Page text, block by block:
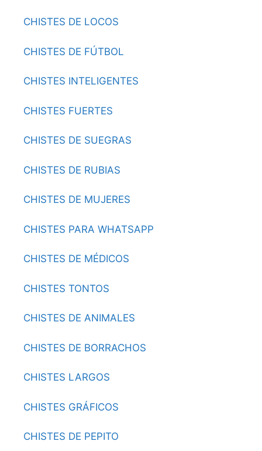
CHISTES DE LOCOS
CHISTES DE FÚTBOL
CHISTES INTELIGENTES
CHISTES FUERTES
CHISTES DE SUEGRAS
CHISTES DE RUBIAS
CHISTES DE MUJERES
CHISTES PARA WHATSAPP
CHISTES DE MÉDICOS
CHISTES TONTOS
CHISTES DE ANIMALES
CHISTES DE BORRACHOS
CHISTES LARGOS
CHISTES GRÁFICOS
CHISTES DE PEPITO